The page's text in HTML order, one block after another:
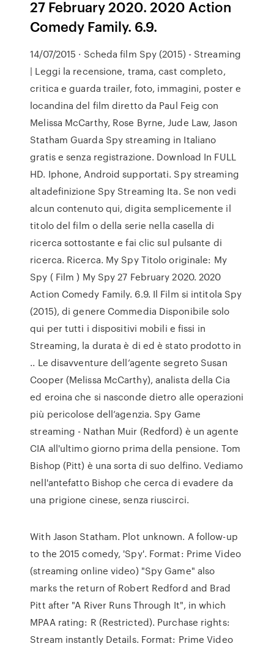
27 February 2020. 2020 Action
Comedy Family. 6.9.
14/07/2015 · Scheda film Spy (2015) - Streaming
| Leggi la recensione, trama, cast completo,
critica e guarda trailer, foto, immagini, poster e
locandina del film diretto da Paul Feig con
Melissa McCarthy, Rose Byrne, Jude Law, Jason
Statham Guarda Spy streaming in Italiano
gratis e senza registrazione. Download In FULL
HD. Iphone, Android supportati. Spy streaming
altadefinizione Spy Streaming Ita. Se non vedi
alcun contenuto qui, digita semplicemente il
titolo del film o della serie nella casella di
ricerca sottostante e fai clic sul pulsante di
ricerca. Ricerca. My Spy Titolo originale: My
Spy ( Film ) My Spy 27 February 2020. 2020
Action Comedy Family. 6.9. Il Film si intitola Spy
(2015), di genere Commedia Disponibile solo
qui per tutti i dispositivi mobili e fissi in
Streaming, la durata è di ed è stato prodotto in
.. Le disavventure dell’agente segreto Susan
Cooper (Melissa McCarthy), analista della Cia
ed eroina che si nasconde dietro alle operazioni
più pericolose dell’agenzia. Spy Game
streaming - Nathan Muir (Redford) è un agente
CIA all'ultimo giorno prima della pensione. Tom
Bishop (Pitt) è una sorta di suo delfino. Vediamo
nell'antefatto Bishop che cerca di evadere da
una prigione cinese, senza riuscirci.
With Jason Statham. Plot unknown. A follow-up
to the 2015 comedy, 'Spy'. Format: Prime Video
(streaming online video) "Spy Game" also
marks the return of Robert Redford and Brad
Pitt after "A River Runs Through It", in which
MPAA rating: R (Restricted). Purchase rights:
Stream instantly Details. Format: Prime Video